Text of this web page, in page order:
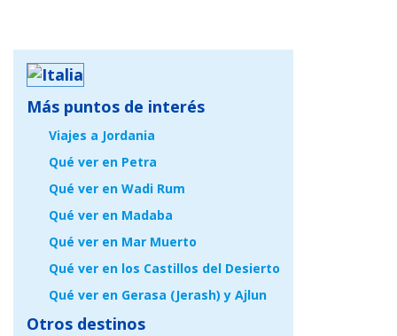
Más puntos de interés
Viajes a Jordania
Qué ver en Petra
Qué ver en Wadi Rum
Qué ver en Madaba
Qué ver en Mar Muerto
Qué ver en los Castillos del Desierto
Qué ver en Gerasa (Jerash) y Ajlun
Otros destinos